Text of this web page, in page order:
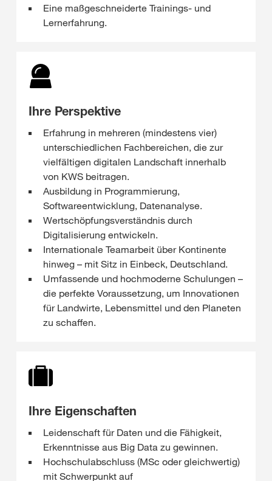
Eine maßgeschneiderte Trainings- und
Lernerfahrung.
Ihre Perspektive
Erfahrung in mehreren (mindestens vier)
unterschiedlichen Fachbereichen, die zur
vielfältigen digitalen Landschaft innerhalb
von KWS beitragen.
Ausbildung in Programmierung,
Softwareentwicklung, Datenanalyse.
Wertschöpfungsverständnis durch
Digitalisierung entwickeln.
Internationale Teamarbeit über Kontinente
hinweg – mit Sitz in Einbeck, Deutschland.
Umfassende und hochmoderne Schulungen –
die perfekte Voraussetzung, um Innovationen
für Landwirte, Lebensmittel und den Planeten
zu schaffen.
Ihre Eigenschaften
Leidenschaft für Daten und die Fähigkeit,
Erkenntnisse aus Big Data zu gewinnen.
Hochschulabschluss (MSc oder gleichwertig)
mit Schwerpunkt auf